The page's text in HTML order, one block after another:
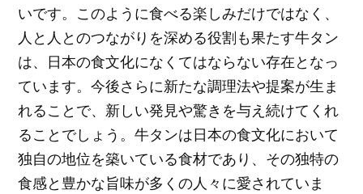
いです。このように食べる楽しみだけではなく、
人と人とのつながりを深める役割も果たす牛タン
は、日本の食文化になくてはならない存在となっ
ています。今後さらに新たな調理法や提案が生ま
れることで、新しい発見や驚きを与え続けてくれ
ることでしょう。牛タンは日本の食文化において
独自の地位を築いている食材であり、その独特の
食感と豊かな旨味が多くの人々に愛されていま